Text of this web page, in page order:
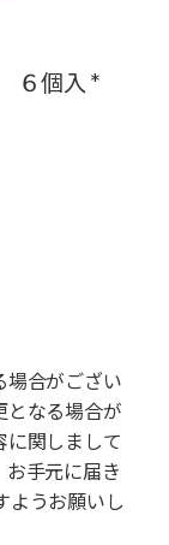
６個入 *
場合がござい
となる場合が
に関しまして
お手元に届き
ようお願いし